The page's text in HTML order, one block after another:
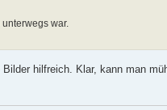
war.
hilfreich. Klar, kann man